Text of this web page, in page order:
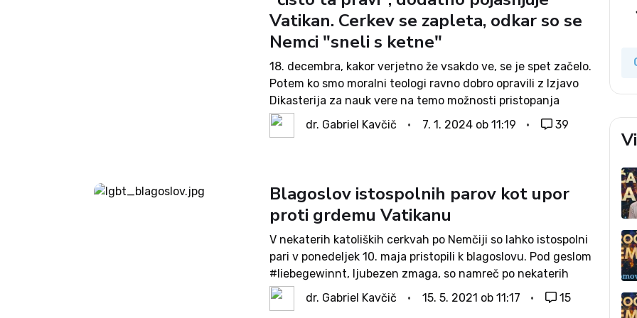
Vatikan. Cerkev se zapleta, odkar so se
Nemci "sneli s ketne"
18. decembra, kakor verjetno že vsakdo ve, se je spet začelo.
Potem ko smo moralni teologi ravno dobro opravili z Izjavo
Dikasterija za nauk vere na temo možnosti pristopanja
istospolno usmerjenih in tako imenovanih »transoseb« k
zakramentoma svetega krsta in...
dr. Gabriel Kavčič 7. 1. 2024 ob 11:19 39
Blagoslov istospolnih parov kot upor
proti grdemu Vatikanu
V nekaterih katoliških cerkvah po Nemčiji so lahko istospolni
pari v ponedeljek 10. maja pristopili k blagoslovu. Pod geslom
#liebegewinnt, ljubezen zmaga, so namreč po nekaterih
župnijah (okrog 80) potekale posebne svete maše ali obredi,
h katerim so duhovniki –...
dr. Gabriel Kavčič 15. 5. 2021 ob 11:17 15